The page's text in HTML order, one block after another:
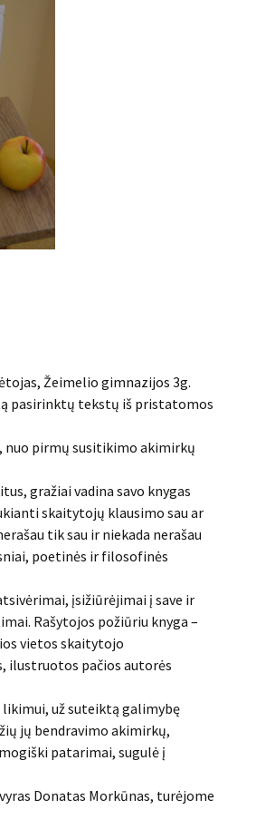
Žeimelio gimnazijos 3g.
pasirinktų tekstų iš pristatomos
nuo pirmų susitikimo akimirkų
gražiai vadina savo knygas
skaitytojų klausimo sau ar
tik sau ir niekada nerašau
poetinės ir filosofinės
įsižiūrėjimai į save ir
Rašytojos požiūriu knyga –
vietos skaitytojo
ilustruotos pačios autorės
už suteiktą galimybę
jų bendravimo akimirkų,
patarimai, sugulė į
Donatas Morkūnas, turėjome